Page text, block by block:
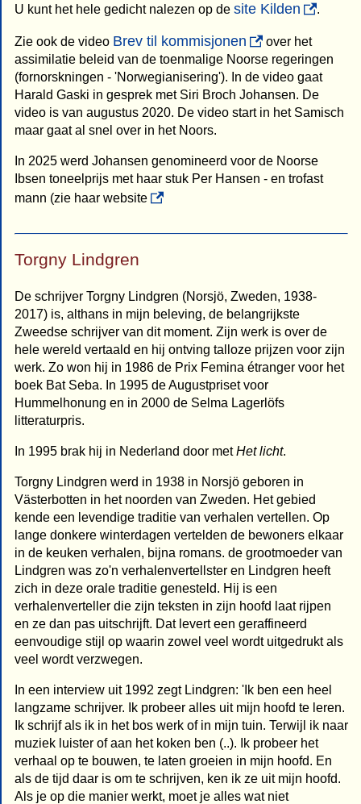
U kunt het hele gedicht nalezen op de site Kilden .
Zie ook de video Brev til kommisjonen
over het
assimilatie beleid van de toenmalige Noorse regeringen
(fornorskningen - 'Norwegianisering'). In de video gaat
Harald Gaski in gesprek met Siri Broch Johansen. De
video is van augustus 2020. De video start in het Samisch
maar gaat al snel over in het Noors.
In 2025 werd Johansen genomineerd voor de Noorse
Ibsen toneelprijs met haar stuk Per Hansen - en trofast
mann (zie haar website
Torgny Lindgren
De schrijver Torgny Lindgren (Norsjö, Zweden, 1938-
2017) is, althans in mijn beleving, de belangrijkste
Zweedse schrijver van dit moment. Zijn werk is over de
hele wereld vertaald en hij ontving talloze prijzen voor zijn
werk. Zo won hij in 1986 de Prix Femina étranger voor het
boek Bat Seba. In 1995 de Augustpriset voor
Hummelhonung en in 2000 de Selma Lagerlöfs
litteraturpris.
In 1995 brak hij in Nederland door metHet licht.
Torgny Lindgren werd in 1938 in Norsjö geboren in
Västerbotten in het noorden van Zweden. Het gebied
kende een levendige traditie van verhalen vertellen. Op
lange donkere winterdagen vertelden de bewoners elkaar
in de keuken verhalen, bijna romans. de grootmoeder van
Lindgren was zo'n verhalenvertellster en Lindgren heeft
zich in deze orale traditie genesteld. Hij is een
verhalenverteller die zijn teksten in zijn hoofd laat rijpen
en ze dan pas uitschrijft. Dat levert een geraffineerd
eenvoudige stijl op waarin zowel veel wordt uitgedrukt als
veel wordt verzwegen.
In een interview uit 1992 zegt Lindgren: 'Ik ben een heel
langzame schrijver. Ik probeer alles uit mijn hoofd te leren.
Ik schrijf als ik in het bos werk of in mijn tuin. Terwijl ik naar
muziek luister of aan het koken ben (..). Ik probeer het
verhaal op te bouwen, te laten groeien in mijn hoofd. En
als de tijd daar is om te schrijven, ken ik ze uit mijn hoofd.
Als je op die manier werkt, moet je alles wat niet